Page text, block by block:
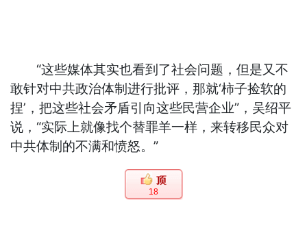
“这些媒体其实也看到了社会问题，但是又不
敢针对中共政治体制进行批评，那就‘柿子捡软的
捏’，把这些社会矛盾引向这些民营企业”，吴绍平
说，“实际上就像找个替罪羊一样，来转移民众对
中共体制的不满和愤怒。”
18